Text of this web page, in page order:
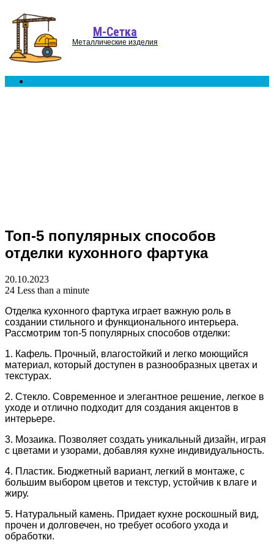
М-Сетка
Металлические изделия
Топ-5 популярных способов
отделки кухонного фартука
20.10.2023
24 Less than a minute
Отделка кухонного фартука играет важную роль в
создании стильного и функционального интерьера.
Рассмотрим топ-5 популярных способов отделки:
1. Кафель. Прочный, влагостойкий и легко моющийся
материал, который доступен в разнообразных цветах и
текстурах.
2. Стекло. Современное и элегантное решение, легкое в
уходе и отлично подходит для создания акцентов в
интерьере.
3. Мозаика. Позволяет создать уникальный дизайн, играя
с цветами и узорами, добавляя кухне индивидуальность.
4. Пластик. Бюджетный вариант, легкий в монтаже, с
большим выбором цветов и текстур, устойчив к влаге и
жиру.
5. Натуральный камень. Придает кухне роскошный вид,
прочен и долговечен, но требует особого ухода и
обработки.